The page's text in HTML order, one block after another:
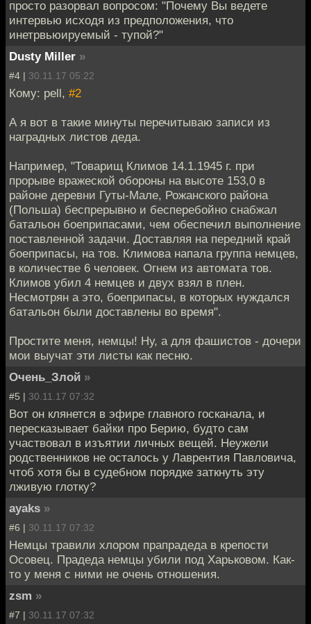
просто разорвал вопросом: "Почему Вы ведете
интервью исходя из предположения, что
инетрвьюируемый - тупой?"
Dusty Miller »
#4 | 30.11.17 05:22
Кому: pell, #2
А я вот в такие минуты перечитываю записи из
наградных листов деда.
Например, "Товарищ Климов 14.1.1945 г. при
прорыве вражеской обороны на высоте 153,0 в
районе деревни Гуты-Мале, Рожанского района
(Польша) беспрерывно и бесперебойно снабжал
батальон боеприпасами, чем обеспечил выполнение
поставленной задачи. Доставляя на передний край
боеприпасы, на тов. Климова напала группа немцев,
в количестве 6 человек. Огнем из автомата тов.
Климов убил 4 немцев и двух взял в плен.
Несмотрян а это, боеприпасы, в которых нуждался
батальон были доставлены во время".
Простите меня, немцы! Ну, а для фашистов - дочери
мои выучат эти листы как песню.
Очень_Злой »
#5 | 30.11.17 07:32
Вот он клянется в эфире главного госканала, и
пересказывает байки про Берию, будто сам
участвовал в изъятии личных вещей. Неужели
родственников не осталось у Лаврентия Павловича,
чтоб хотя бы в судебном порядке заткнуть эту
лживую глотку?
ayaks »
#6 | 30.11.17 07:32
Немцы травили хлором прапрадеда в крепости
Осовец. Прадеда немцы убили под Харьковом. Как-
то у меня с ними не очень отношения.
zsm »
#7 | 30.11.17 07:32